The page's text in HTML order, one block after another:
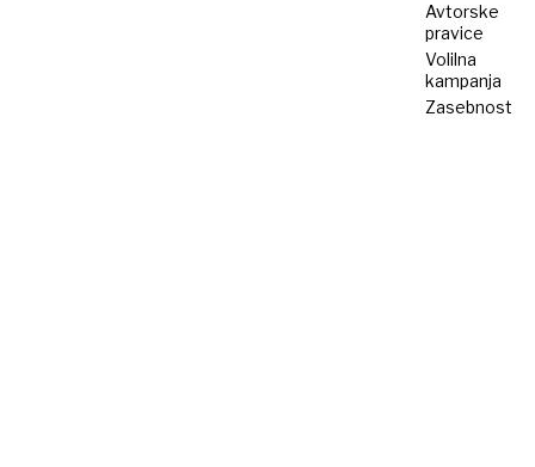
Avtorske
pravice
Volilna
kampanja
Zasebnost